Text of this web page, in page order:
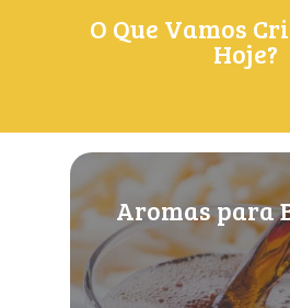
O Que Vamos
Hoje?
Aromas para